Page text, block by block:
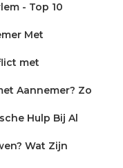
- Top 10
Met
met
Aannemer? Zo
Hulp Bij Al
Wat Zijn